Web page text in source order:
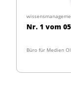
Nr. 1 vom
Büro für Medien